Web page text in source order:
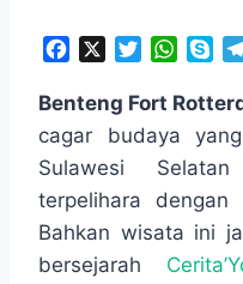
c
e
o
o
k
i
t
W
a
t
s
A
p
p
y
p
Benteng Fort
cagar budaya
Sulawesi
terpelihara
Bahkan wisata ini
bersejarah